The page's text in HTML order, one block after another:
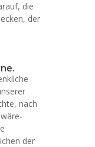
die
der
nach
der